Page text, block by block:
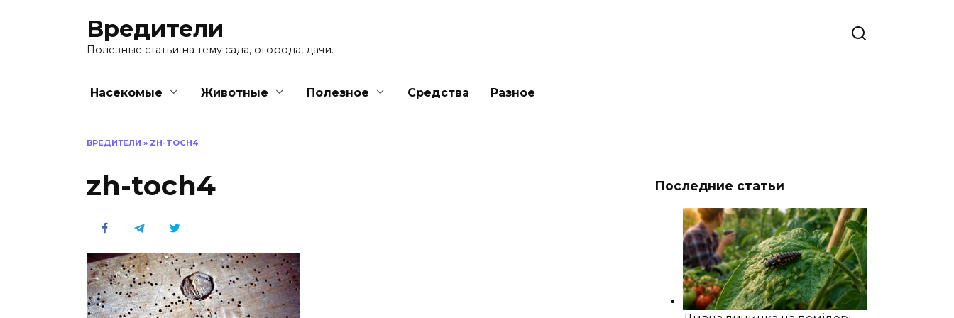
Вредители
Полезные статьи на тему сада, огорода, дачи.
Насекомые Животные Полезное Средства Разное
ВРЕДИТЕЛИ » ZH-TOCH4
zh-toch4 Последние статьи